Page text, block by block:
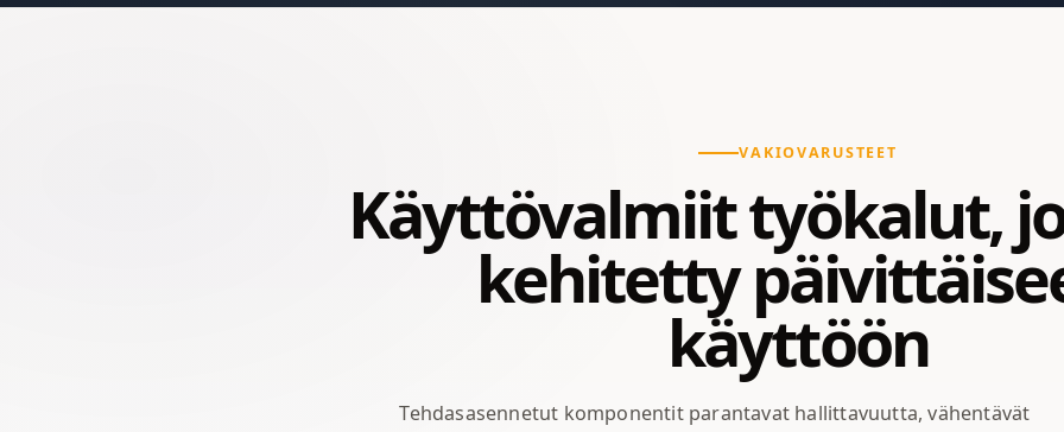
VAKIOVARUSTEET
Käyttövalmiit työkalut,
kehitetty
käyttöön
Tehdasasennetut komponentit parantavat hallittavuutta, vähentävät